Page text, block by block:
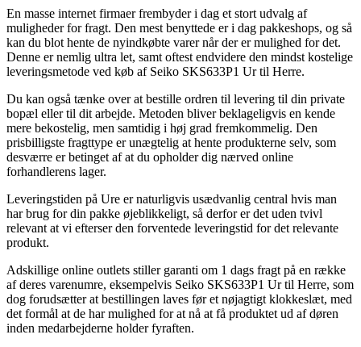
En masse internet firmaer frembyder i dag et stort udvalg af
muligheder for fragt. Den mest benyttede er i dag pakkeshops, og så
kan du blot hente de nyindkøbte varer når der er mulighed for det.
Denne er nemlig ultra let, samt oftest endvidere den mindst kostelige
leveringsmetode ved køb af Seiko SKS633P1 Ur til Herre.
Du kan også tænke over at bestille ordren til levering til din private
bopæl eller til dit arbejde. Metoden bliver beklageligvis en kende
mere bekostelig, men samtidig i høj grad fremkommelig. Den
prisbilligste fragttype er unægtelig at hente produkterne selv, som
desværre er betinget af at du opholder dig nærved online
forhandlerens lager.
Leveringstiden på Ure er naturligvis usædvanlig central hvis man
har brug for din pakke øjeblikkeligt, så derfor er det uden tvivl
relevant at vi efterser den forventede leveringstid for det relevante
produkt.
Adskillige online outlets stiller garanti om 1 dags fragt på en række
af deres varenumre, eksempelvis Seiko SKS633P1 Ur til Herre, som
dog forudsætter at bestillingen laves før et nøjagtigt klokkeslæt, med
det formål at de har mulighed for at nå at få produktet ud af døren
inden medarbejderne holder fyraften.